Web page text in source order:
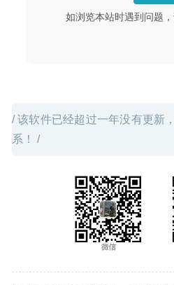
如浏览本站时遇到问题
/ 该软件已经超过一年没有更新
系！ /
2020-03-28